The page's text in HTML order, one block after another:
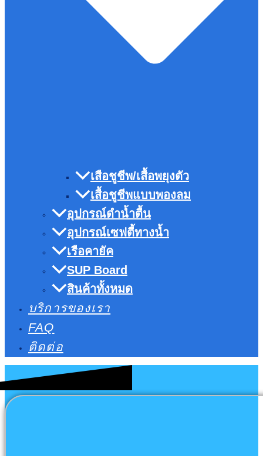
เสือชูชีพ/เสื้อพยุงตัว
เสื้อชูชีพแบบพองลม
อุปกรณ์ดำน้ำตื้น
อุปกรณ์เซฟตี้ทางน้ำ
เรือคายัค
SUP Board
สินค้าทั้งหมด
บริการของเรา
FAQ
ติดต่อ